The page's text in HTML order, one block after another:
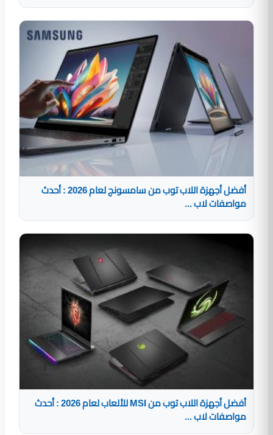
أفضل أجهزة اللاب توب من سامسونج لعام 2026 : أحدث
مواصفات لاب ...
أفضل أجهزة اللاب توب من MSI للألعاب لعام 2026 : أحدث
مواصفات لاب ...